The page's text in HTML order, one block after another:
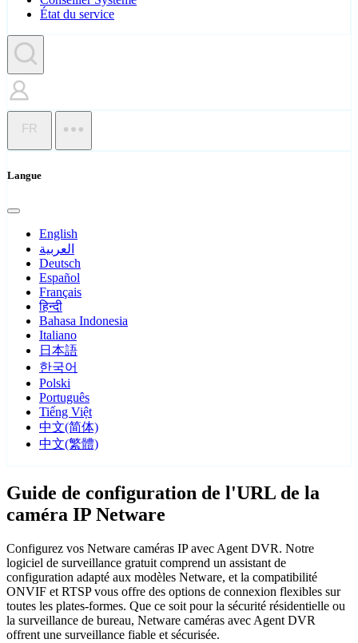
État du service
FR
Langue
English
العربية
Deutsch
Español
Français
हिन्दी
Bahasa Indonesia
Italiano
日本語
한국어
Polski
Português
Tiếng Việt
中文(简体)
中文(繁體)
Guide de configuration de l'URL de la
caméra IP Netware
Configurez vos Netware caméras IP avec Agent DVR. Notre
logiciel de surveillance gratuit comprend un assistant de
configuration adapté aux modèles Netware, et la compatibilité
ONVIF et RTSP vous offre des options de connexion flexibles sur
toutes les plates-formes. Que ce soit pour la sécurité résidentielle ou
la surveillance de bureau, Netware caméras avec Agent DVR
offrent une surveillance fiable et sécurisée.